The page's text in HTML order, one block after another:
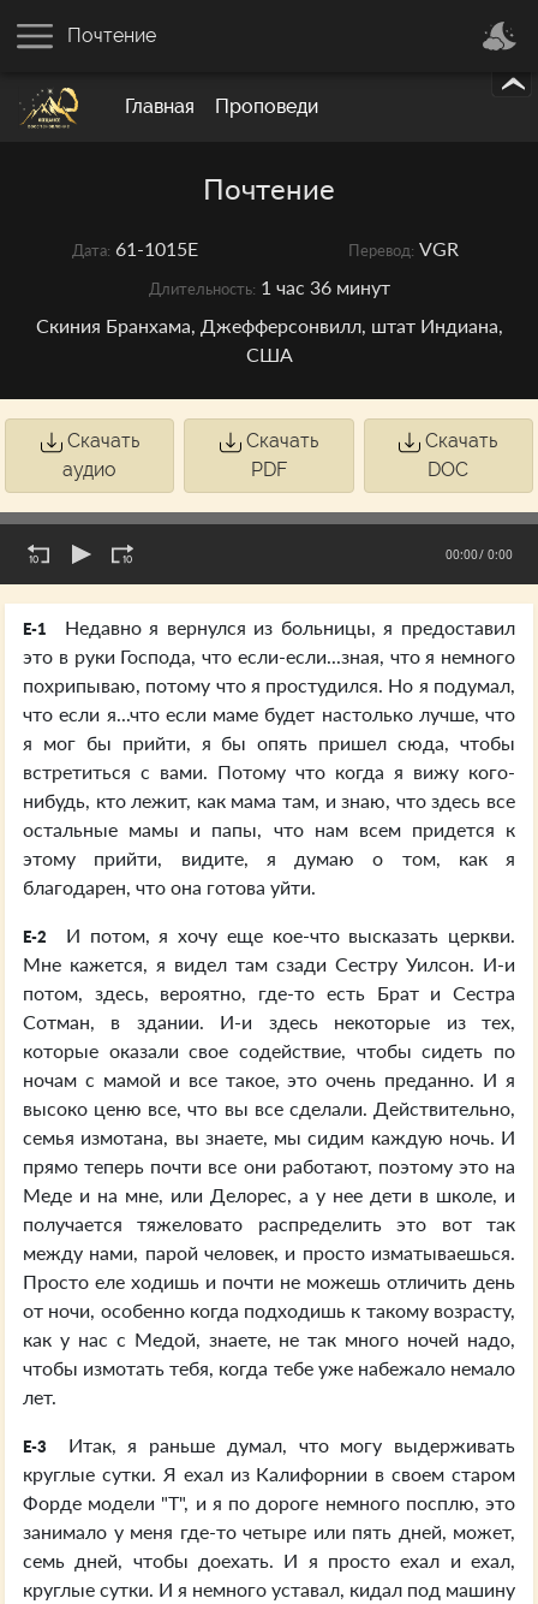
Главная Проповеди
Почтение
Почтение
Дата: 61-1015E Перевод: VGR
Длительность: 1 час 36 минут
Скиния Бранхама, Джефферсонвилл, штат Индиана,
США
Скачать
аудио
Скачать
PDF
Скачать
DOC
00:00/ 0:00
E-1
Недавно я вернулся из больницы, я предоставил
это в руки Господа, что если-если...зная, что я немного
похрипываю, потому что я простудился. Но я подумал,
что если я...что если маме будет настолько лучше, что
я мог бы прийти, я бы опять пришел сюда, чтобы
встретиться с вами. Потому что когда я вижу кого-
нибудь, кто лежит, как мама там, и знаю, что здесь все
остальные мамы и папы, что нам всем придется к
этому прийти, видите, я думаю о том, как я
благодарен, что она готова уйти.
E-2
И потом, я хочу еще кое-что высказать церкви.
Мне кажется, я видел там сзади Сестру Уилсон. И-и
потом, здесь, вероятно, где-то есть Брат и Сестра
Сотман, в здании. И-и здесь некоторые из тех,
которые оказали свое содействие, чтобы сидеть по
ночам с мамой и все такое, это очень преданно. И я
высоко ценю все, что вы все сделали. Действительно,
семья измотана, вы знаете, мы сидим каждую ночь. И
прямо теперь почти все они работают, поэтому это на
Меде и на мне, или Делорес, а у нее дети в школе, и
получается тяжеловато распределить это вот так
между нами, парой человек, и просто изматываешься.
Просто еле ходишь и почти не можешь отличить день
от ночи, особенно когда подходишь к такому возрасту,
как у нас с Медой, знаете, не так много ночей надо,
чтобы измотать тебя, когда тебе уже набежало немало
лет.
E-3
Итак, я раньше думал, что могу выдерживать
круглые сутки. Я ехал из Калифорнии в своем старом
Форде модели "Т", и я по дороге немного посплю, это
занимало у меня где-то четыре или пять дней, может,
семь дней, чтобы доехать. И я просто ехал и ехал,
круглые сутки. И я немного уставал, кидал под машину